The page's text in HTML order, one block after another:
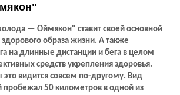
— Оймякон" ставит своей основной
образа жизни. А также
на длинные дистанции и бега в целом
средств укрепления здоровья.
это видится совсем по-другому. Вид
пробежал 50 километров в одной из